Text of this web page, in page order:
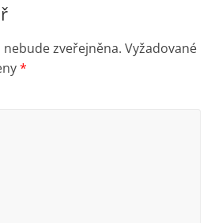
zveřejněna. Vyžadované
*